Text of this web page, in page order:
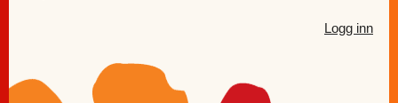
Logg inn